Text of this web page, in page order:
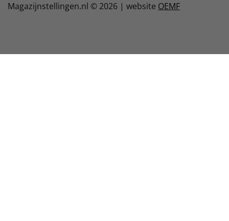
Magazijnstellingen.nl © 2026 | website OEMF